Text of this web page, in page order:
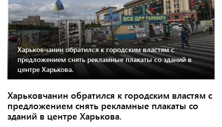
Харьковчанин обратился к городским властям с
предложением снять рекламные плакаты со зданий в
центре Харькова.
Харьковчанин обратился к городским властям с
предложением снять рекламные плакаты со
зданий в центре Харькова.